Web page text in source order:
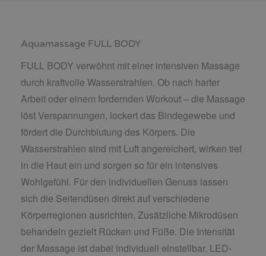
Aquamassage FULL BODY
FULL BODY verwöhnt mit einer intensiven Massage
durch kraftvolle Wasserstrahlen. Ob nach harter
Arbeit oder einem fordernden Workout – die Massage
löst Verspannungen, lockert das Bindegewebe und
fördert die Durchblutung des Körpers. Die
Wasserstrahlen sind mit Luft angereichert, wirken tief
in die Haut ein und sorgen so für ein intensives
Wohlgefühl. Für den individuellen Genuss lassen
sich die Seitendüsen direkt auf verschiedene
Körperregionen ausrichten. Zusätzliche Mikrodüsen
behandeln gezielt Rücken und Füße. Die Intensität
der Massage ist dabei individuell einstellbar. LED-